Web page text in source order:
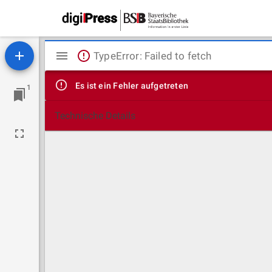
1
Mirador
Viewer
TypeError: Failed to fetch
Es ist ein Fehler aufgetreten
Technische Details